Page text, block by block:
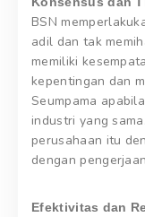
BSN
adil dan tak
memiliki
kepentingan dan
Seumpama
industri yang
perusahaan itu
dengan
Efektivitas dan